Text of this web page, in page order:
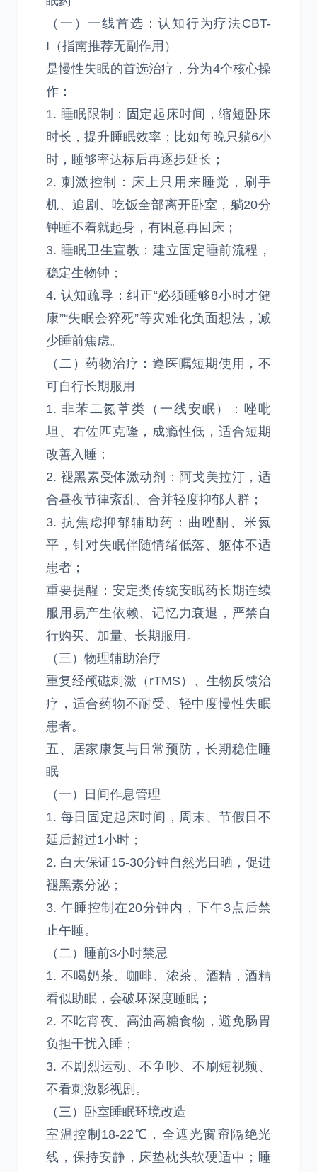
（一）一线首选：认知行为疗法CBT-
I（指南推荐无副作用）
是慢性失眠的首选治疗，分为4个核心操
作：
1. 睡眠限制：固定起床时间，缩短卧床
时长，提升睡眠效率；比如每晚只躺6小
时，睡够率达标后再逐步延长；
2. 刺激控制：床上只用来睡觉，刷手
机、追剧、吃饭全部离开卧室，躺20分
钟睡不着就起身，有困意再回床；
3. 睡眠卫生宣教：建立固定睡前流程，
稳定生物钟；
4. 认知疏导：纠正“必须睡够8小时才健
康”“失眠会猝死”等灾难化负面想法，减
少睡前焦虑。
（二）药物治疗：遵医嘱短期使用，不
可自行长期服用
1. 非苯二氮䓬类（一线安眠）：唑吡
坦、右佐匹克隆，成瘾性低，适合短期
改善入睡；
2. 褪黑素受体激动剂：阿戈美拉汀，适
合昼夜节律紊乱、合并轻度抑郁人群；
3. 抗焦虑抑郁辅助药：曲唑酮、米氮
平，针对失眠伴随情绪低落、躯体不适
患者；
重要提醒：安定类传统安眠药长期连续
服用易产生依赖、记忆力衰退，严禁自
行购买、加量、长期服用。
（三）物理辅助治疗
重复经颅磁刺激（rTMS）、生物反馈治
疗，适合药物不耐受、轻中度慢性失眠
患者。
五、居家康复与日常预防，长期稳住睡
眠
（一）日间作息管理
1. 每日固定起床时间，周末、节假日不
延后超过1小时；
2. 白天保证15-30分钟自然光日晒，促进
褪黑素分泌；
3. 午睡控制在20分钟内，下午3点后禁
止午睡。
（二）睡前3小时禁忌
1. 不喝奶茶、咖啡、浓茶、酒精，酒精
看似助眠，会破坏深度睡眠；
2. 不吃宵夜、高油高糖食物，避免肠胃
负担干扰入睡；
3. 不剧烈运动、不争吵、不刷短视频、
不看刺激影视剧。
（三）卧室睡眠环境改造
室温控制18-22℃，全遮光窗帘隔绝光
线，保持安静，床垫枕头软硬适中；睡